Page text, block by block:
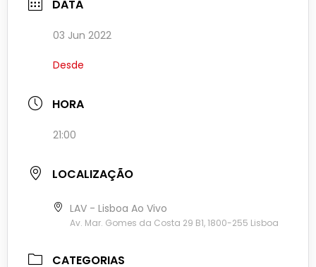
DATA
03 Jun 2022
Desde
HORA
21:00
LOCALIZAÇÃO
LAV - Lisboa Ao Vivo
Av. Mar. Gomes da Costa 29 B1, 1800-255 Lisboa
CATEGORIAS